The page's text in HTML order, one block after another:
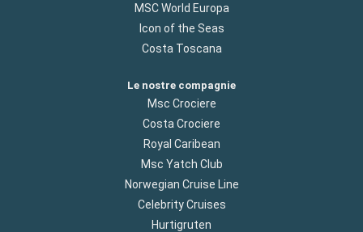
MSC World Europa
Icon of the Seas
Costa Toscana
Le nostre compagnie
Msc Crociere
Costa Crociere
Royal Caribean
Msc Yatch Club
Norwegian Cruise Line
Celebrity Cruises
Hurtigruten